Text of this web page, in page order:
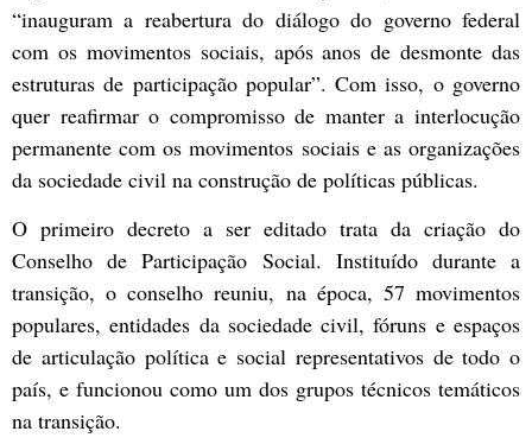
“inauguram a reabertura do diálogo do governo federal
com os movimentos sociais, após anos de desmonte das
estruturas de participação popular”. Com isso, o governo
quer reafirmar o compromisso de manter a interlocução
permanente com os movimentos sociais e as organizações
da sociedade civil na construção de políticas públicas.
O primeiro decreto a ser editado trata da criação do
Conselho de Participação Social. Instituído durante a
transição, o conselho reuniu, na época, 57 movimentos
populares, entidades da sociedade civil, fóruns e espaços
de articulação política e social representativos de todo o
país, e funcionou como um dos grupos técnicos temáticos
na transição.